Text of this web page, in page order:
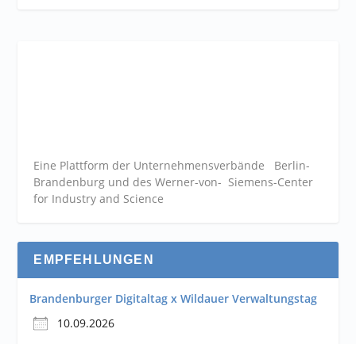
Eine Plattform der Unternehmensverbände Berlin-
Brandenburg und des Werner-von- Siemens-Center
for Industry and Science
EMPFEHLUNGEN
Brandenburger Digitaltag x Wildauer Verwaltungstag
10.09.2026